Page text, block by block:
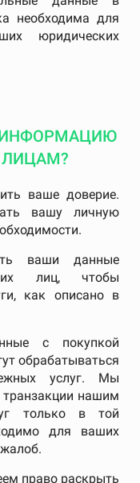
необходима для
юридических
ваше доверие.
вашу личную
ваши данные
лиц, чтобы
как описано в
с покупкой
обрабатываться
услуг. Мы
нашим
только в той
для ваших
право раскрыть